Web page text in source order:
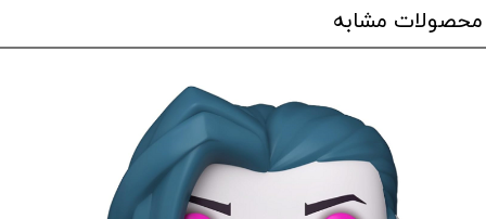
محصولات مشابه